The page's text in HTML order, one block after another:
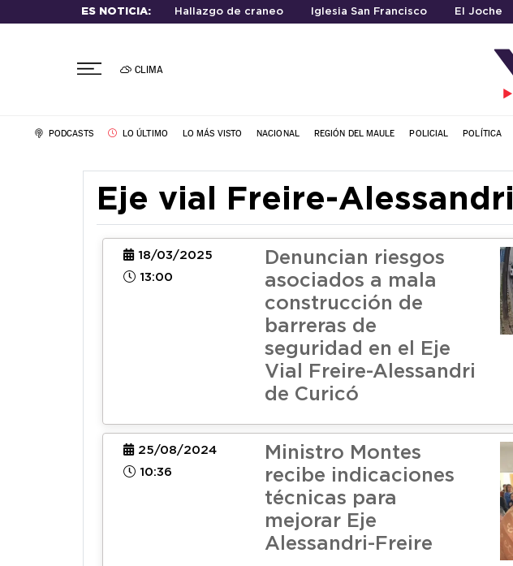
ES NOTICIA: Hallazgo de craneo Iglesia San Francisco El Joche
CLIMA
PODCASTS LO ÚLTIMO LO MÁS VISTO NACIONAL REGIÓN DEL MAULE POLICIAL POLÍTICA
Eje vial Freire-Alessandri
18/03/2025
13:00
Denuncian riesgos
asociados a mala
construcción de
barreras de
seguridad en el Eje
Vial Freire-Alessandri
de Curicó
25/08/2024
10:36
Ministro Montes
recibe indicaciones
técnicas para
mejorar Eje
Alessandri-Freire